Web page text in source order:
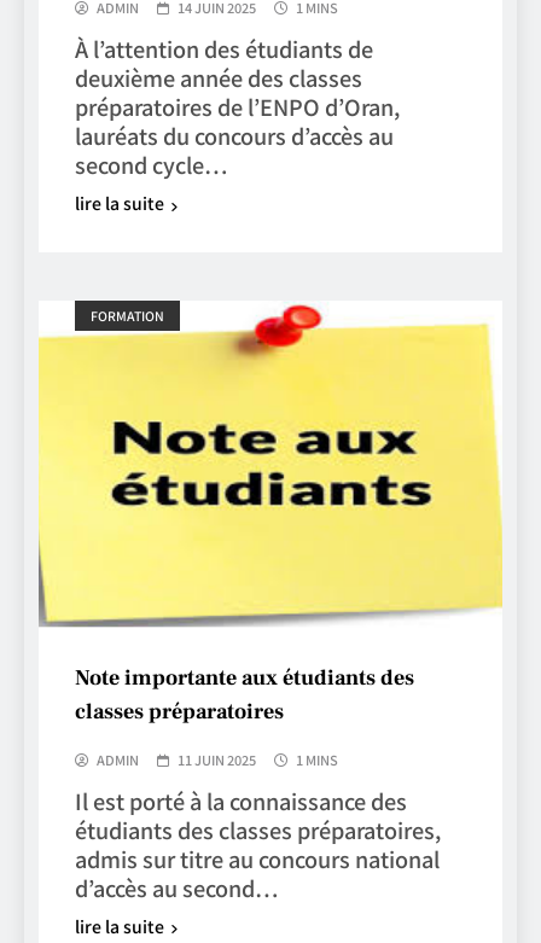
ADMIN 14 JUIN 2025 1 MINS
À l’attention des étudiants de
deuxième année des classes
préparatoires de l’ENPO d’Oran,
lauréats du concours d’accès au
second cycle…
lire la suite
FORMATION
Note importante aux étudiants des
classes préparatoires
ADMIN 11 JUIN 2025 1 MINS
Il est porté à la connaissance des
étudiants des classes préparatoires,
admis sur titre au concours national
d’accès au second…
lire la suite